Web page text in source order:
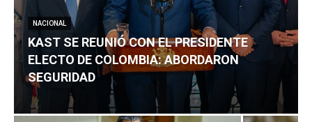
NACIONAL
KAST SE REUNIÓ CON EL PRESIDENTE
ELECTO DE COLOMBIA: ABORDARON
SEGURIDAD